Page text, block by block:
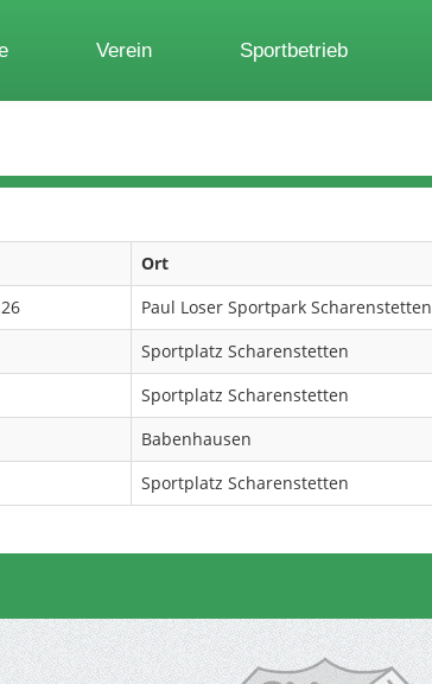
Verein Sportbetrieb
Ort
Paul Loser Sportpark Scharenstetten
Sportplatz Scharenstetten
Sportplatz Scharenstetten
Babenhausen
Sportplatz Scharenstetten